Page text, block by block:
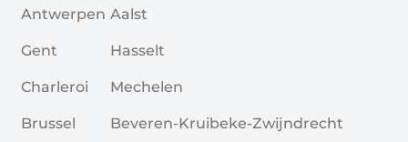
Antwerpen
Gent
Charleroi
Brussel
Aalst
Hasselt
Mechelen
Beveren-Kruibeke-Zwijndrecht